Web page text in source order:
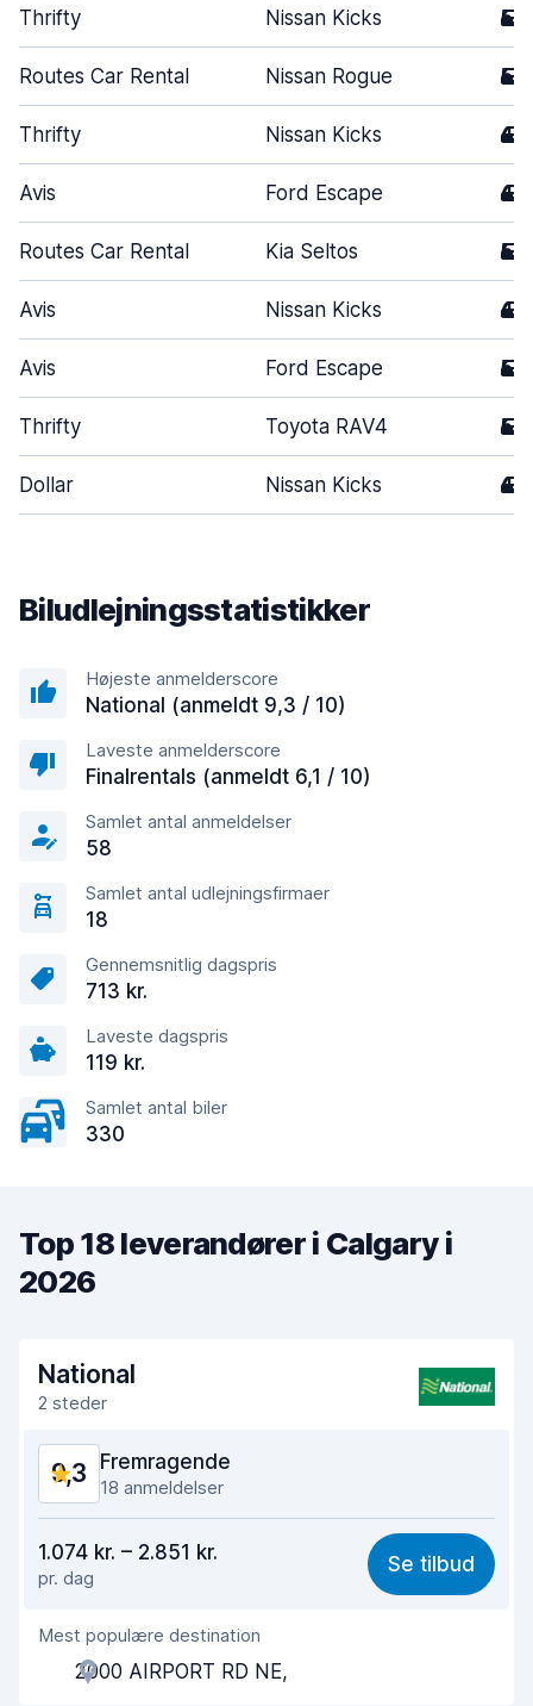
Thrifty Nissan Kicks 5
Routes Car Rental Nissan Rogue 5
Thrifty Nissan Kicks 4
Avis Ford Escape 4
Routes Car Rental Kia Seltos 5
Avis Nissan Kicks 4
Avis Ford Escape 5
Thrifty Toyota RAV4 5
Dollar Nissan Kicks 4
Biludlejningsstatistikker
Højeste anmelderscore
National (anmeldt 9,3 / 10)
Laveste anmelderscore
Finalrentals (anmeldt 6,1 / 10)
Samlet antal anmeldelser
58
Samlet antal udlejningsfirmaer
18
Gennemsnitlig dagspris
713 kr.
Laveste dagspris
119 kr.
Samlet antal biler
330
Top 18 leverandører i Calgary i
2026
National
2 steder
9,3 Fremragende
18 anmeldelser
9,1
Nemt at finde 9,2
Agentens hjælpsomhed
Afhentningshastighed
1.074 kr. – 2.851 kr.
pr. dag
Se tilbud
Mest populære destination
2000 AIRPORT RD NE,